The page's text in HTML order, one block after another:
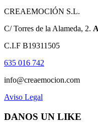
CREAEMOCIÓN S.L.
C/ Torres de la Alameda, 2.
C.I.F B19311505
635 016 742
info@creaemocion.com
Aviso Legal
DANOS UN LIKE